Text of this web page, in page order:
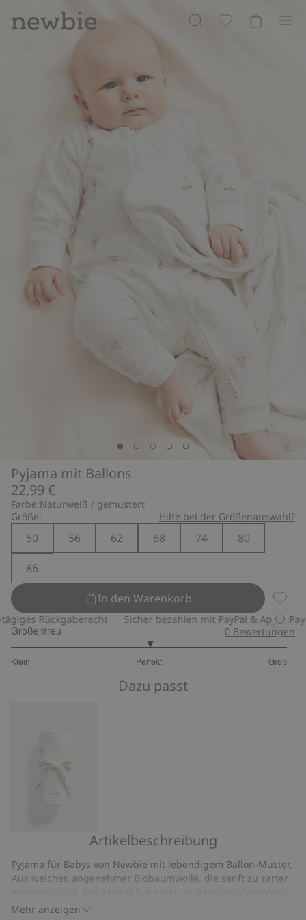
Pyjama mit Ballons
22,99 €
Farbe:Naturweiß / gemustert
Größe:
Hilfe bei der Größenauswahl?
50 56 62 68 74
80
86
In den Warenkorb
Rückgaberecht Sicher bezahlen mit PayPal & Apple Pay
Größentreu
Klein Perfekt Groß
von
0 Bewertungen
Dazu passt
Ballons
Artikelbeschreibung
Mehr anzeigen
Pyjama für Babys von Newbie mit lebendigem Ballon-Muster.
Aus weicher, angenehmer Biobaumwolle, die sanft zu zarter
Reißverschluss vorne, der das An- und Ausziehen erleichtert.